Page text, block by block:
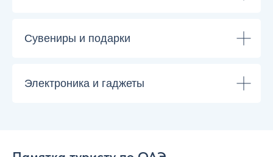
Сувениры и подарки
Электроника и гаджеты